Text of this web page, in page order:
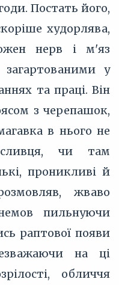
Постать його,
худорлява,
нерв і м'яз
у
та праці. Він
з черепашок,
в нього не
чи там
проникливі й
жваво
пильнуючи
раптової появи
на ці
обличчя